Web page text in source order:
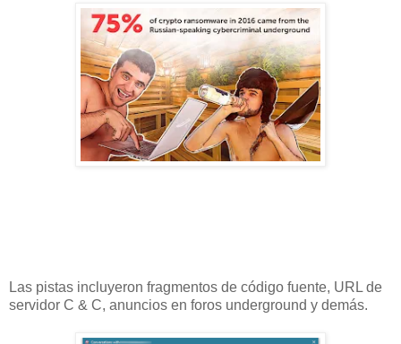
Las pistas incluyeron fragmentos de código fuente, URL de
servidor C & C, anuncios en foros underground y demás.